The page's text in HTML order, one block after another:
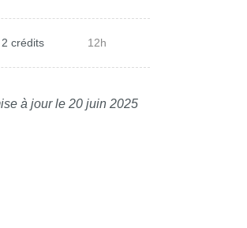
2 crédits 12h
à jour le 20 juin 2025